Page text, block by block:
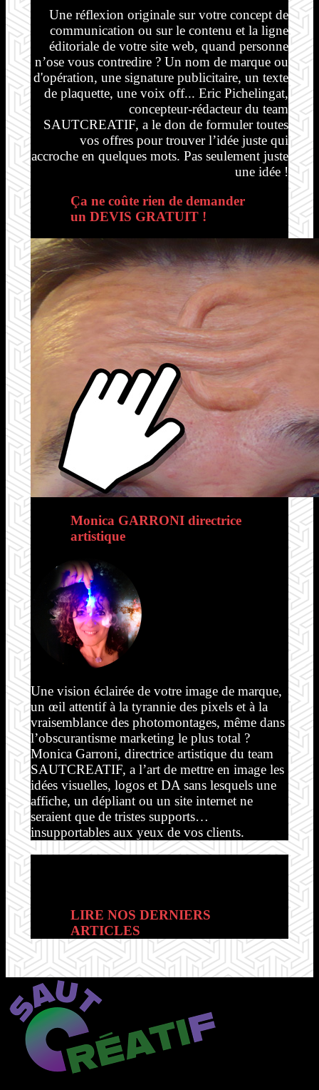
Une réflexion originale sur votre concept de
communication ou sur le contenu et la ligne
éditoriale de votre site web, quand personne
n’ose vous contredire ? Un nom de marque ou
d'opération, une signature publicitaire, un texte
de plaquette, une voix off... Eric Pichelingat,
concepteur-rédacteur du team
SAUTCREATIF, a le don de formuler toutes
vos offres pour trouver l’idée juste qui
accroche en quelques mots. Pas seulement juste
une idée !
Ça ne coûte rien de demander
un DEVIS GRATUIT !
Monica GARRONI directrice
artistique
Une vision éclairée de votre image de marque,
un œil attentif à la tyrannie des pixels et à la
vraisemblance des photomontages, même dans
l’obscurantisme marketing le plus total ?
Monica Garroni, directrice artistique du team
SAUTCREATIF, a l’art de mettre en image les
idées visuelles, logos et DA sans lesquels une
affiche, un dépliant ou un site internet ne
seraient que de tristes supports…
insupportables aux yeux de vos clients.
LIRE NOS DERNIERS
ARTICLES